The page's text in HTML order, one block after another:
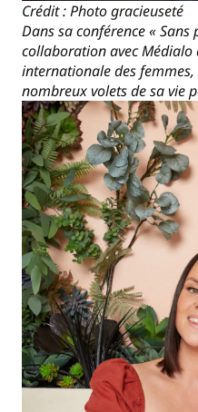
Crédit : Photo gracieuseté
Dans sa conférence « Sans
collaboration avec Médialo
internationale des femmes,
nombreux volets de sa vie